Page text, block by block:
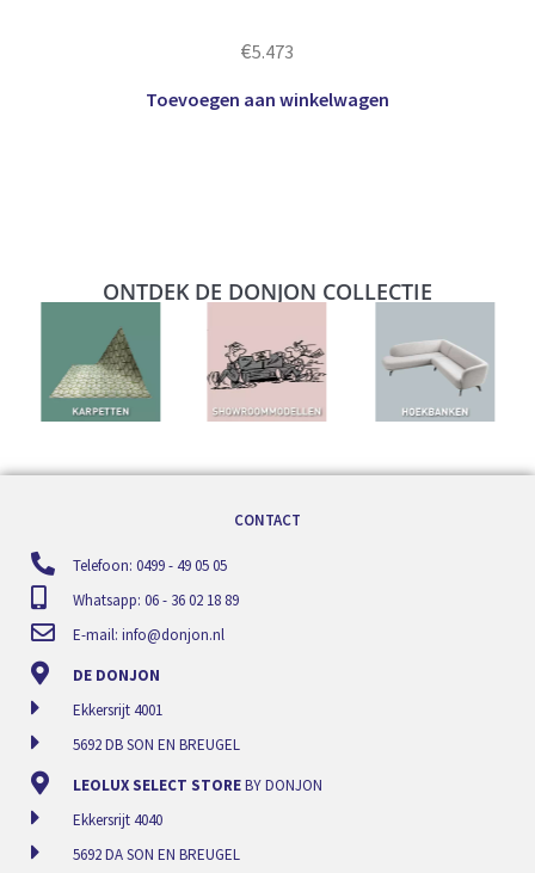
€5.473
Toevoegen aan winkelwagen
ONTDEK DE DONJON COLLECTIE
CONTACT
Telefoon: 0499 - 49 05 05
Whatsapp: 06 - 36 02 18 89
E-mail: info@donjon.nl
DE DONJON
Ekkersrijt 4001
5692 DB SON EN BREUGEL
LEOLUX SELECT STOREBY DONJON
Ekkersrijt 4040
5692 DA SON EN BREUGEL